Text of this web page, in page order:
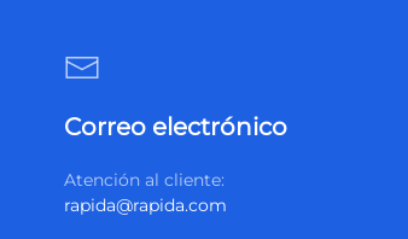
Correo electrónico
Atención al cliente:
rapida@rapida.com